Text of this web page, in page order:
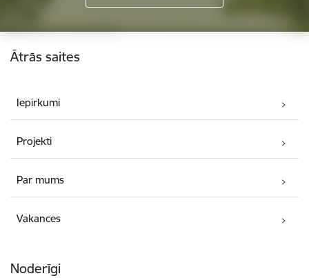
Kājene
Ātrās saites
Iepirkumi
Projekti
Par mums
Vakances
Noderīgi